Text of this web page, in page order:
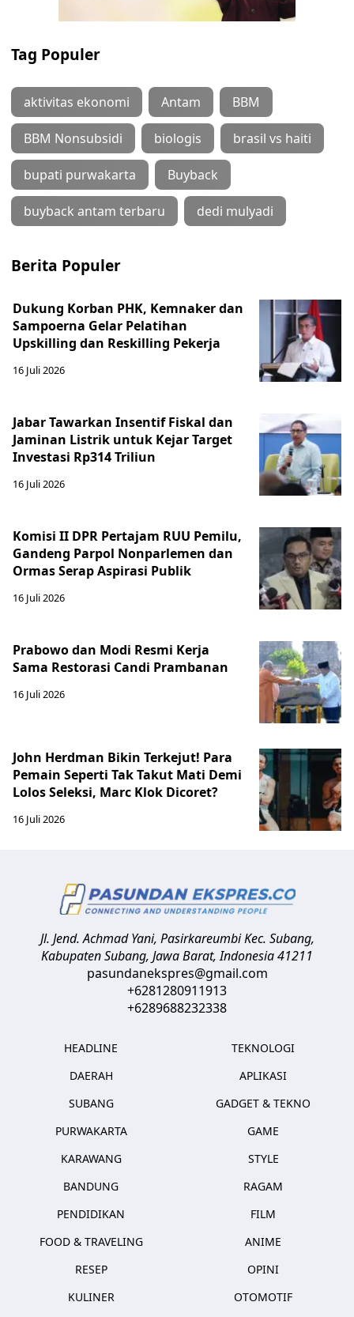
Tag Populer
aktivitas ekonomi Antam BBM
BBM Nonsubsidi biologis brasil vs haiti
bupati purwakarta Buyback
buyback antam terbaru dedi mulyadi
Berita Populer
Dukung Korban PHK, Kemnaker dan
Sampoerna Gelar Pelatihan
Upskilling dan Reskilling Pekerja
16 Juli 2026
Jabar Tawarkan Insentif Fiskal dan
Jaminan Listrik untuk Kejar Target
Investasi Rp314 Triliun
16 Juli 2026
Komisi II DPR Pertajam RUU Pemilu,
Gandeng Parpol Nonparlemen dan
Ormas Serap Aspirasi Publik
16 Juli 2026
Prabowo dan Modi Resmi Kerja
Sama Restorasi Candi Prambanan
16 Juli 2026
John Herdman Bikin Terkejut! Para
Pemain Seperti Tak Takut Mati Demi
Lolos Seleksi, Marc Klok Dicoret?
16 Juli 2026
Jl. Jend. Achmad Yani, Pasirkareumbi Kec. Subang,
Kabupaten Subang, Jawa Barat,Indonesia41211
pasundanekspres@gmail.com
+6281280911913
+6289688232338
HEADLINE
DAERAH
SUBANG
PURWAKARTA
KARAWANG
BANDUNG
PENDIDIKAN
FOOD & TRAVELING
RESEP
KULINER
TEKNOLOGI
APLIKASI
GADGET & TEKNO
GAME
STYLE
RAGAM
FILM
ANIME
OPINI
OTOMOTIF